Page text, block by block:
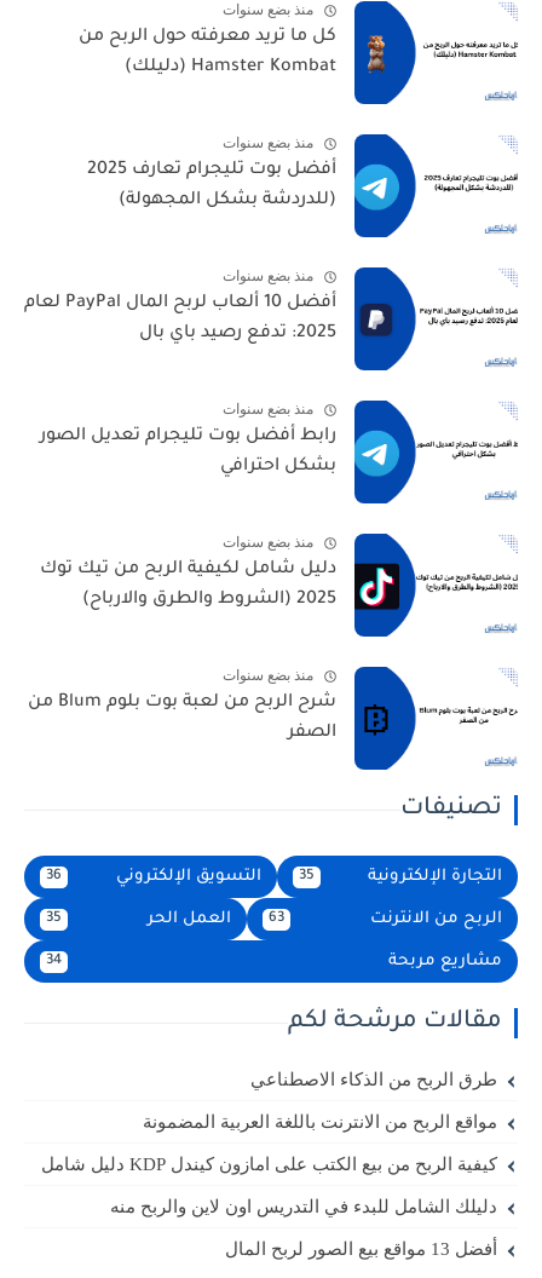
منذ بضع سنوات
كل ما تريد معرفته حول الربح من
Hamster Kombat (دليلك)
منذ بضع سنوات
أفضل بوت تليجرام تعارف 2025
(للدردشة بشكل المجهولة)
منذ بضع سنوات
أفضل 10 ألعاب لربح المال PayPal لعام
2025: تدفع رصيد باي بال
منذ بضع سنوات
رابط أفضل بوت تليجرام تعديل الصور
بشكل احترافي
منذ بضع سنوات
دليل شامل لكيفية الربح من تيك توك
2025 (الشروط والطرق والارباح)
منذ بضع سنوات
شرح الربح من لعبة بوت بلوم Blum من
الصفر
تصنيفات
التجارة الإلكترونية 35 التسويق الإلكتروني
الربح من الانترنت العمل الحر
مشاريع مربحة
مقالات مرشحة لكم
طرق الربح من الذكاء الاصطناعي
مواقع الربح من الانترنت باللغة العربية المضمونة
كيفية الربح من بيع الكتب على امازون كيندل KDP دليل شامل
دليلك الشامل للبدء في التدريس اون لاين والربح منه
أفضل 13 مواقع بيع الصور لربح المال